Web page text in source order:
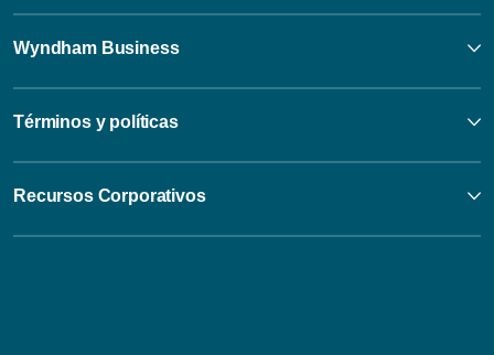
Wyndham Business
Términos y políticas
Recursos Corporativos